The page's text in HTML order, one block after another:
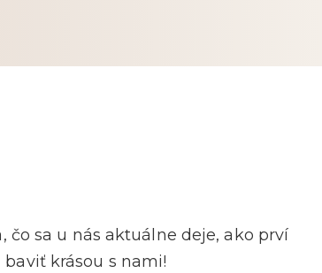
sa u nás aktuálne deje, ako prví
krásou s nami!